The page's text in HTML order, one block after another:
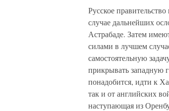
Русское
случае дальнейших
Астрабаде. Затем
силами в лучшем
самостоятельную
прикрывать западную
понадобится, идти к
так и от английских
наступающая из